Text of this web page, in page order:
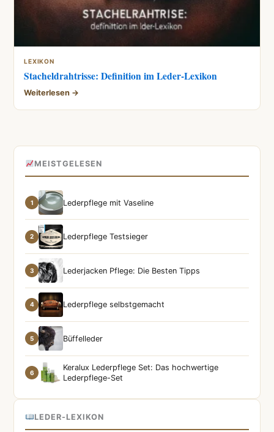
LEXIKON
Stacheldrahtrisse: Definition im Leder-Lexikon
Weiterlesen →
MEISTGELESEN
1 Lederpflege mit Vaseline
2 Lederpflege Testsieger
3 Lederjacken Pflege: Die Besten Tipps
4 Lederpflege selbstgemacht
5 Büffelleder
6
Keralux Lederpflege Set: Das hochwertige
Lederpflege-Set
LEDER-LEXIKON